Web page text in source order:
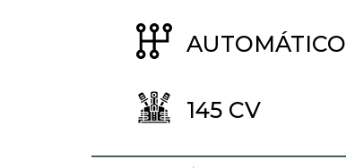
AUTOMÁTICO
145 CV